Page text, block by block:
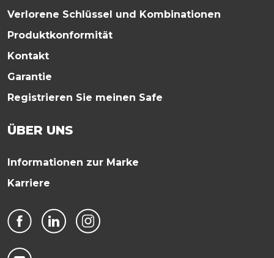
Verlorene Schlüssel und Kombinationen
Produktkonformität
Kontakt
Garantie
Registrieren Sie meinen Safe
ÜBER UNS
Informationen zur Marke
Karriere